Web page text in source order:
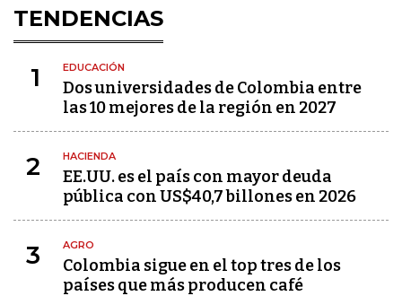
TENDENCIAS
1 EDUCACIÓN
Dos universidades de Colombia entre
las 10 mejores de la región en 2027
2 HACIENDA
EE.UU. es el país con mayor deuda
pública con US$40,7 billones en 2026
3 AGRO
Colombia sigue en el top tres de los
países que más producen café